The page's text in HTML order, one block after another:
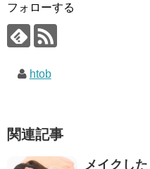
フォローする
htob
関連記事
メイクし